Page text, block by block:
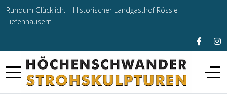
Rundum Glücklich. | Historischer Landgasthof Rössle
Tiefenhäusern